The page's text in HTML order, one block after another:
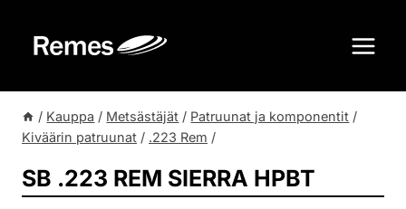
sisältöön
/ Kauppa / Metsästäjät / Patruunat ja komponentit /
Kiväärin patruunat / .223 Rem /
SB .223 REM SIERRA HPBT